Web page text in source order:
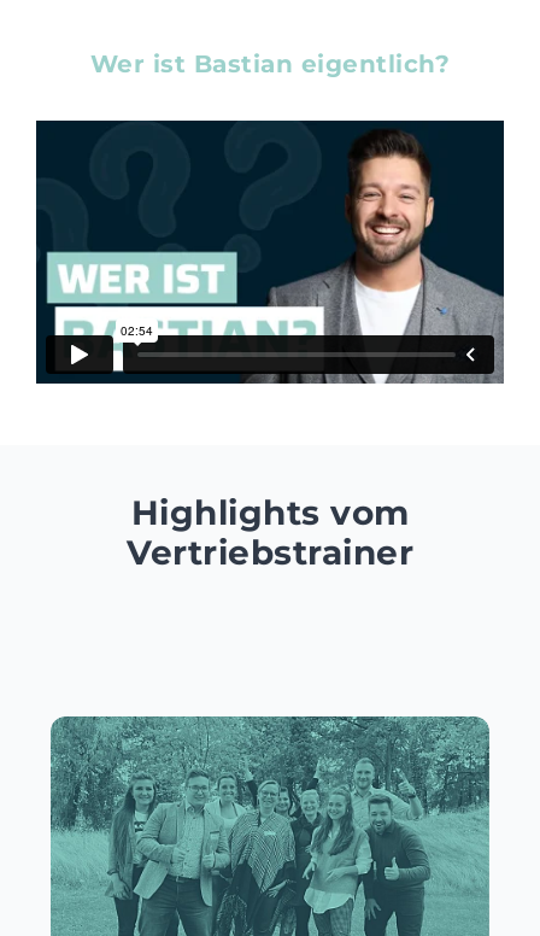
Wer ist Bastian eigentlich?
Highlights vom
Vertriebstrainer